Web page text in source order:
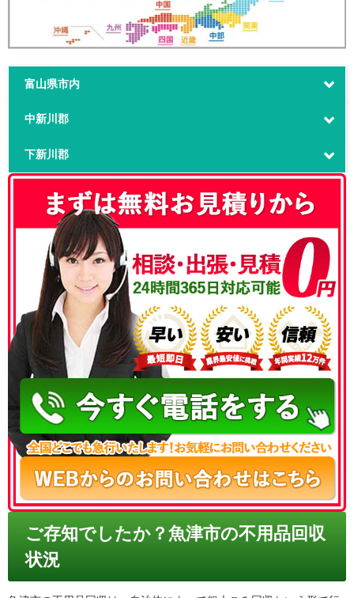
富山県市内
中新川郡
下新川郡
050-3186-4780
ご存知でしたか？魚津市の不用品回収
状況